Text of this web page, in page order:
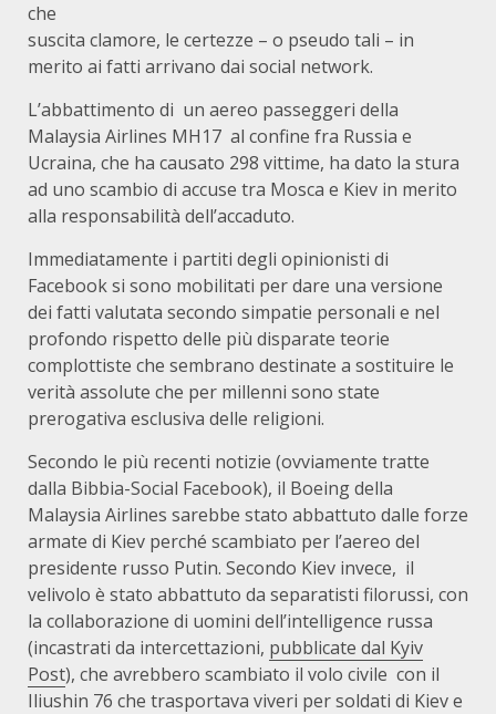
che
suscita clamore, le certezze – o pseudo tali – in
merito ai fatti arrivano dai social network.
L’abbattimento di un aereo passeggeri della
Malaysia Airlines MH17 al confine fra Russia e
Ucraina, che ha causato 298 vittime, ha dato la stura
ad uno scambio di accuse tra Mosca e Kiev in merito
alla responsabilità dell’accaduto.
Immediatamente i partiti degli opinionisti di
Facebook si sono mobilitati per dare una versione
dei fatti valutata secondo simpatie personali e nel
profondo rispetto delle più disparate teorie
complottiste che sembrano destinate a sostituire le
verità assolute che per millenni sono state
prerogativa esclusiva delle religioni.
Secondo le più recenti notizie (ovviamente tratte
dalla Bibbia-Social Facebook), il Boeing della
Malaysia Airlines sarebbe stato abbattuto dalle forze
armate di Kiev perché scambiato per l’aereo del
presidente russo Putin. Secondo Kiev invece, il
velivolo è stato abbattuto da separatisti filorussi, con
la collaborazione di uomini dell’intelligence russa
(incastrati da intercettazioni, pubblicate dal Kyiv
Post), che avrebbero scambiato il volo civile con il
Iliushin 76 che trasportava viveri per soldati di Kiev e